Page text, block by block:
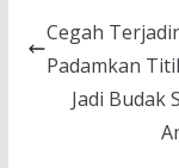
Cegah
Padamkan
Jadi Budak